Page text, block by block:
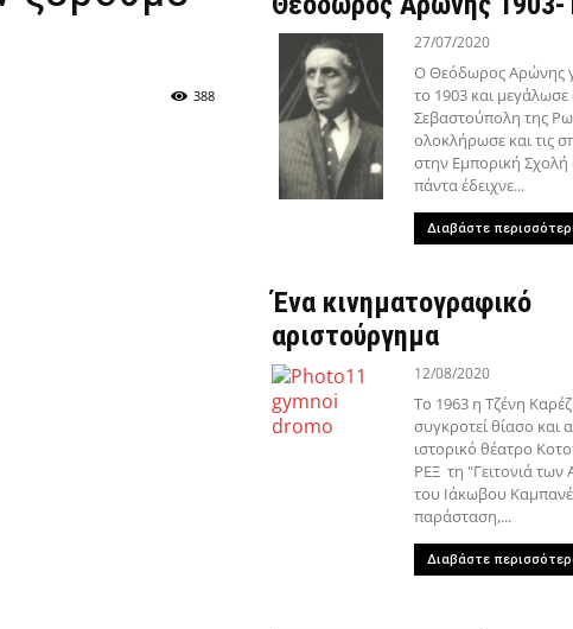
388
27/07/2020
Ο Θεόδωρος Αρώνης
το 1903 και μεγάλωσε
Σεβαστούπολη της
ολοκλήρωσε και τις
στην Εμπορική Σχολή
πάντα έδειχνε...
Διαβάστε
Ένα κινηματογραφικό
αριστούργημα
12/08/2020
Το 1963 η Τζένη
συγκροτεί θίασο και
ιστορικό θέατρο
ΡΕΞ τη "Γειτονιά των
του Ιάκωβου
παράσταση,...
Διαβάστε